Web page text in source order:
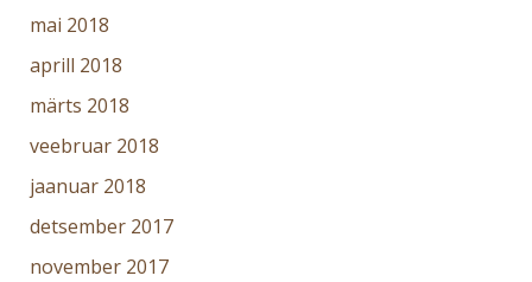
mai 2018
aprill 2018
märts 2018
veebruar 2018
jaanuar 2018
detsember 2017
november 2017